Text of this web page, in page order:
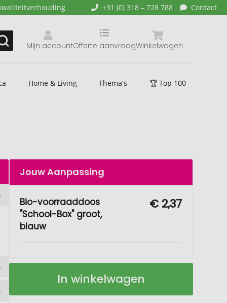
+31 (0) 318 – 728 788 Contact
Mijn account Winkelwagen
Offerte aanvraag
Home & Living Thema's 🏆 Top 100
Jouw Aanpassing
Bio-voorraaddoos
"School-Box" groot,
blauw
€ 2,37
Biologische
box"
Op
In winkelwagen